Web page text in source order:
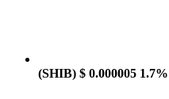
(SHIB) $ 0.000005 1.7%